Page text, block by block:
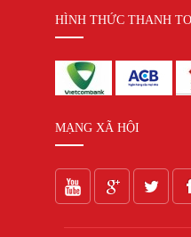
Thẻ Nhớ SanDisk
Thẻ Nhớ Ezviz
Thẻ Nhớ Kingston
Camera Unifi
Switch UniFi
UniFi Gateway
HÌNH THỨC THANH
MẠNG XÃ HỘI